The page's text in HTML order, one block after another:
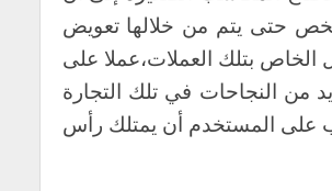
حتى يتم من خلالها تعويض
الخاص بتلك العملات،عملا على
من النجاحات في تلك التجارة
على المستخدم أن يمتلك رأس